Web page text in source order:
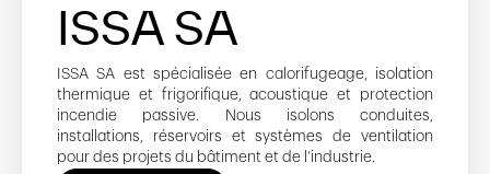
ISSA SA
ISSA SA est spécialisée en calorifugeage, isolation
thermique et frigorifique, acoustique et protection
incendie passive. Nous isolons conduites,
installations, réservoirs et systèmes de ventilation
pour des projets du bâtiment et de l’industrie.